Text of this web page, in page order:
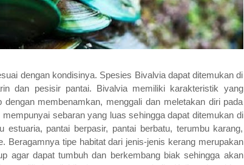
dengan kondisinya. Spesies Bivalvia dapat ditemukan di
dan pesisir pantai. Bivalvia memiliki karakteristik yang
membenamkan, menggali dan meletakan diri pada
sebaran yang luas sehingga dapat ditemukan di
estuaria, pantai berpasir, pantai berbatu, terumbu karang,
Beragamnya tipe habitat dari jenis-jenis kerang merupakan
agar dapat tumbuh dan berkembang biak sehingga akan